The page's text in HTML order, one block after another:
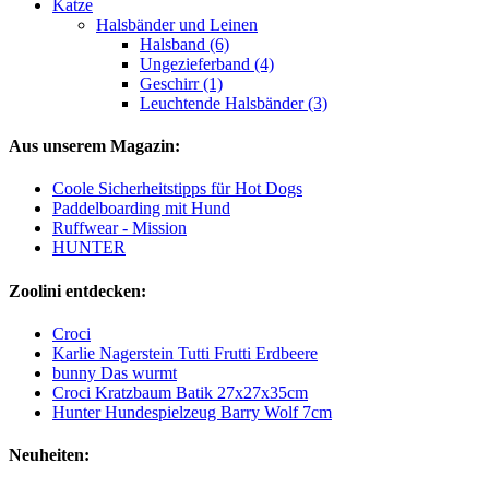
Katze
Halsbänder und Leinen
Halsband (6)
Ungezieferband (4)
Geschirr (1)
Leuchtende Halsbänder (3)
Aus unserem Magazin:
Coole Sicherheitstipps für Hot Dogs
Paddelboarding mit Hund
Ruffwear - Mission
HUNTER
Zoolini entdecken:
Croci
Karlie Nagerstein Tutti Frutti Erdbeere
bunny Das wurmt
Croci Kratzbaum Batik 27x27x35cm
Hunter Hundespielzeug Barry Wolf 7cm
Neuheiten: